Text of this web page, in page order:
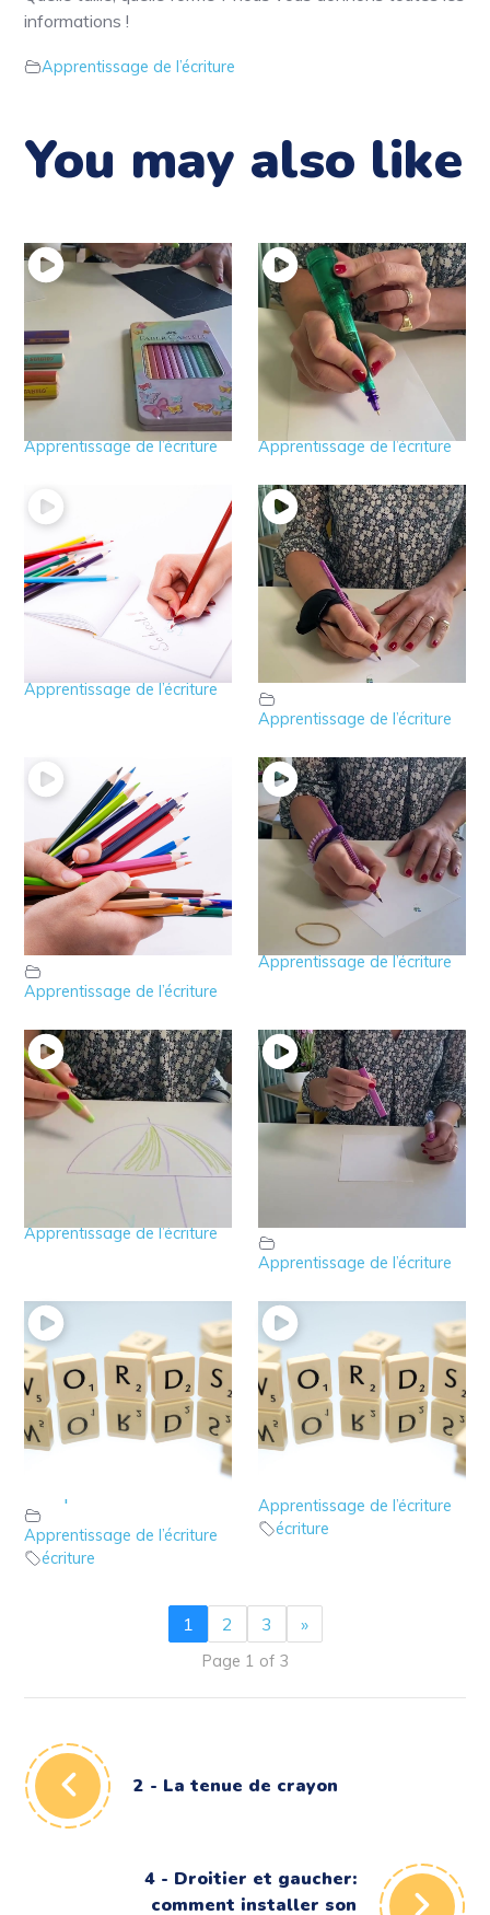
informations !
Apprentissage de l’écriture
You may also like
30 – Astuce pour
aimer dessiner
Apprentissage de l’écriture
29 – Le stylo vibrant,
c’est très amusant !!
Apprentissage de l’écriture
28 – Les crayons de
couleurs à 2 bouts
Apprentissage de l’écriture
27 – Les manchons
proprioceptifs pour
Apprentissage de l’écriture
26 – Les manchons
lestés pour écrire plus
facilement
Apprentissage de l’écriture
25 – L’astuce des
élastiques
Apprentissage de l’écriture
24 – Découvrez les
crayons effaçables
Apprentissage de l’écriture
23 – Comment “bien”
donner un crayon à
Apprentissage de l’écriture
22 – Apprendre en
Apprentissage de l’écriture
écriture
21 – Apprendre en 1er
Apprentissage de l’écriture
écriture
1 2 3 »
Page 1 of 3
2 - La tenue de crayon
4 - Droitier et gaucher:
comment installer son